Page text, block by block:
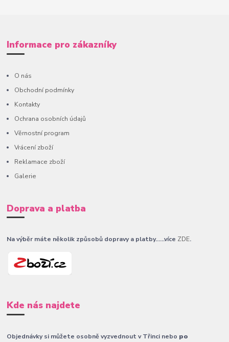
Informace pro zákazníky
O nás
Obchodní podmínky
Kontakty
Ochrana osobních údajů
Věrnostní program
Vrácení zboží
Reklamace zboží
Galerie
Doprava a platba
Na výběr máte několik způsobů dopravy a platby......více ZDE.
Kde nás najdete
Objednávky si můžete osobně vyzvednout v Třinci nebo po